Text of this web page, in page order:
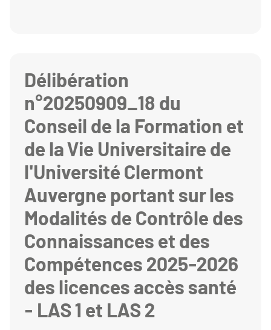
Délibération
n°20250909_18 du
Conseil de la Formation et
de la Vie Universitaire de
l'Université Clermont
Auvergne portant sur les
Modalités de Contrôle des
Connaissances et des
Compétences 2025-2026
des licences accès santé
- LAS 1 et LAS 2